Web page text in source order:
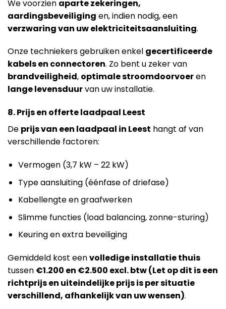
We voorzien aparte zekeringen,
aardingsbeveiliging en, indien nodig, een
verzwaring van uw elektriciteitsaansluiting.
Onze techniekers gebruiken enkel gecertificeerde
kabels en connectoren. Zo bent u zeker van
brandveiligheid, optimale stroomdoorvoeren
lange levensduurvan uw installatie.
8. Prijs en offerte laadpaal Leest
De prijs van een laadpaal in Leest hangt af van
verschillende factoren:
Vermogen (3,7 kW – 22 kW)
Type aansluiting (éénfase of driefase)
Kabellengte en graafwerken
Slimme functies (load balancing, zonne-sturing)
Keuring en extra beveiliging
Gemiddeld kost eenvolledige installatie thuis
tussen €1.200 en €2.500 excl. btw (Let op dit is een
richtprijs en uiteindelijke prijs is per situatie
verschillend, afhankelijk van uw wensen).